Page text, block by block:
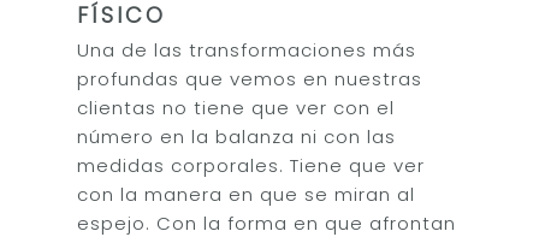
FÍSICO
Una de las transformaciones más
profundas que vemos en nuestras
clientas no tiene que ver con el
número en la balanza ni con las
medidas corporales. Tiene que ver
con la manera en que se miran al
espejo. Con la forma en que afrontan